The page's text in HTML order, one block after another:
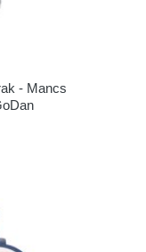
- Mancs